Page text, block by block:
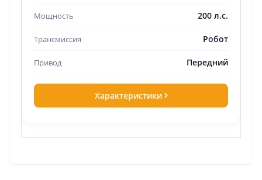
200 л.с.
Робот
Передний
Характеристики